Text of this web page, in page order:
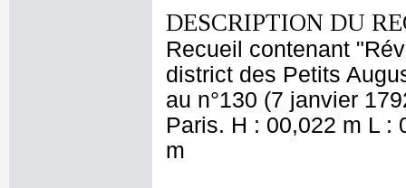
DESCRIPTION DU
Recueil contenant
district des Petits
au n°130 (7 janvier
Paris. H : 00,022 m L :
m